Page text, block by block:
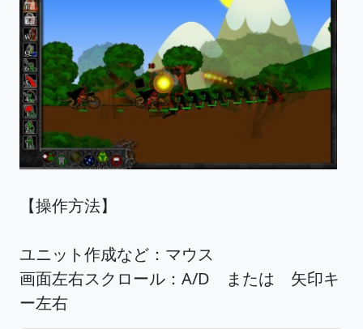
【操作方法】
ユニット作成など：マウス
画面左右スクロール：A/D または 矢印キ
ー左右